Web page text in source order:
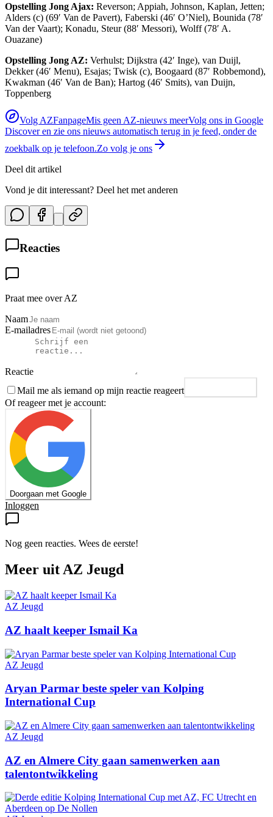
Opstelling Jong Ajax: Reverson; Appiah, Johnson, Kaplan, Jetten;
Alders (c) (69′ Van de Pavert), Faberski (46′ O’Niel), Bounida (78′
Van der Vaart); Konadu, Steur (88′ Messori), Wolff (78′ A.
Ouazane)
Opstelling Jong AZ: Verhulst; Dijkstra (42′ Inge), van Duijl,
Dekker (46′ Menu), Esajas; Twisk (c), Boogaard (87′ Robbemond),
Kwakman (46′ Van de Ban); Hartog (46′ Smits), van Duijn,
Toppenberg
Volg AZFanpageMis geen AZ-nieuws meerVolg ons in Google
Discover en zie ons nieuws automatisch terug in je feed, onder de
zoekbalk op je telefoon.Zo volg je ons
Deel dit artikel
Vond je dit interessant? Deel het met anderen
Reacties
Praat mee over AZ
Naam
E-mailadres
Reactie
Mail me als iemand op mijn reactie reageert
Of reageer met je account:
Doorgaan met Google
Inloggen
Nog geen reacties. Wees de eerste!
Meer uitAZ Jeugd
AZ Jeugd
AZ haalt keeper Ismail Ka
AZ Jeugd
Aryan Parmar beste speler van Kolping
International Cup
AZ Jeugd
AZ en Almere City gaan samenwerken aan
talentontwikkeling